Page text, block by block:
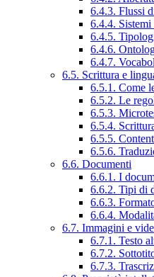
6.4.3. Flussi
6.4.4.
6.4.5.
6.4.6.
6.4.7.
6.5. Scrittura e
6.5.1. Come
6.5.2. Le
6.5.3.
6.5.4.
6.5.5.
6.5.6.
6.6. Documenti
6.6.1. I
6.6.2. Tipi di
6.6.3.
6.6.4.
6.7. Immagini e
6.7.1. Testo
6.7.2.
6.7.3.